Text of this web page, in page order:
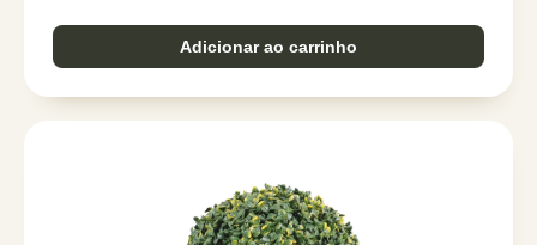
Adicionar ao carrinho